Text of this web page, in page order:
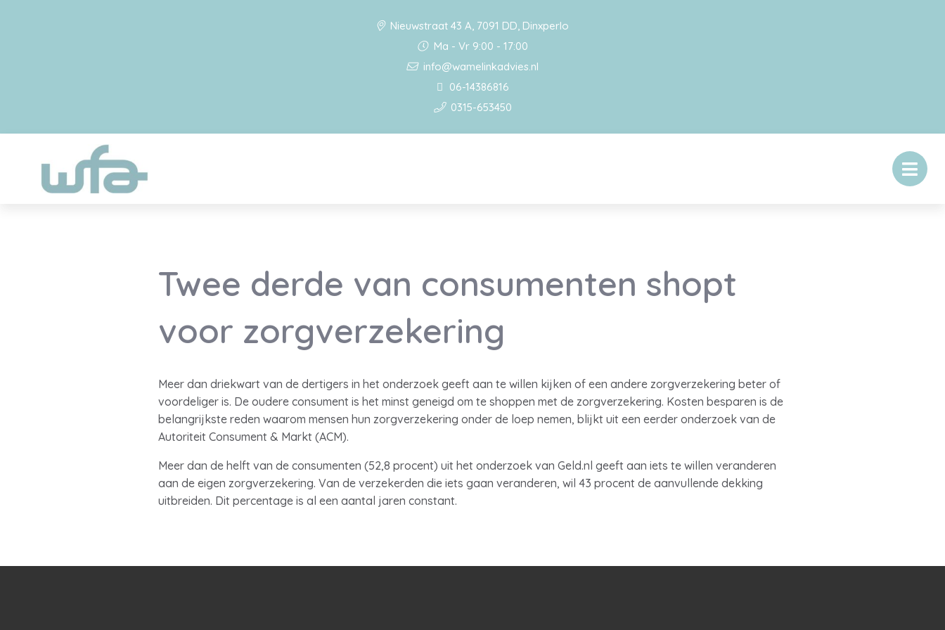
Nieuwstraat 43 A, 7091 DD, Dinxperlo
Ma - Vr 9:00 - 17:00
info@wamelinkadvies.nl
06-14386816
0315-653450
Twee derde van consumenten shopt
voor zorgverzekering
Meer dan driekwart van de dertigers in het onderzoek geeft aan te willen kijken of een andere zorgverzekering beter of
voordeliger is. De oudere consument is het minst geneigd om te shoppen met de zorgverzekering. Kosten besparen is de
belangrijkste reden waarom mensen hun zorgverzekering onder de loep nemen, blijkt uit een eerder onderzoek van de
Autoriteit Consument & Markt (ACM).
Meer dan de helft van de consumenten (52,8 procent) uit het onderzoek van Geld.nl geeft aan iets te willen veranderen
aan de eigen zorgverzekering. Van de verzekerden die iets gaan veranderen, wil 43 procent de aanvullende dekking
uitbreiden. Dit percentage is al een aantal jaren constant.